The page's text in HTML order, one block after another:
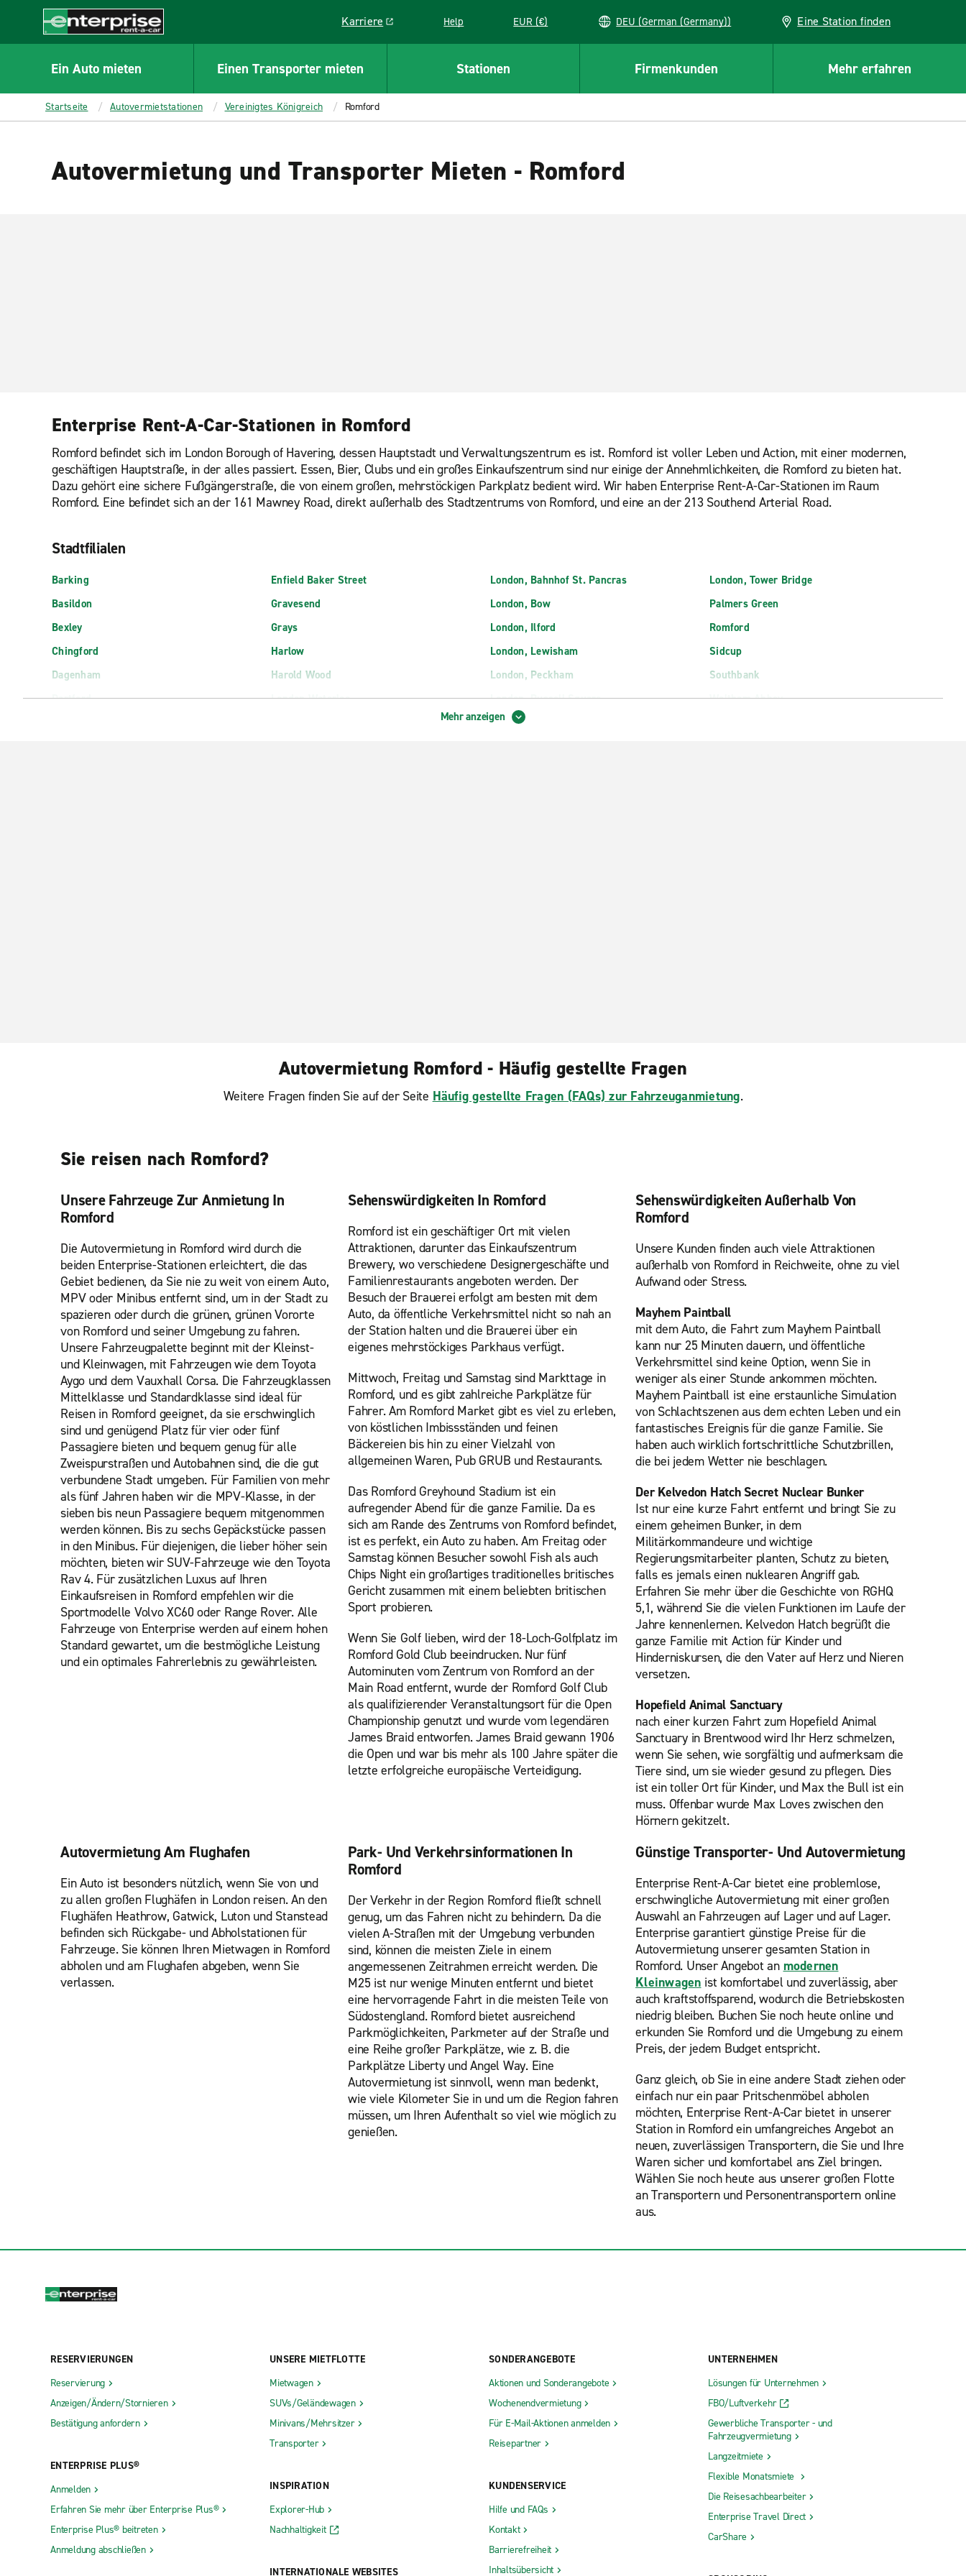
CONTENT
Enterprise
Karriere
Link opens in a new window
Help EUR (€) DEU (German (Germany)) Eine Station finden
Ein Auto mieten Einen Transporter mieten Stationen Firmenkunden Mehr erfahren
Startseite Autovermietstationen Vereinigtes Königreich Romford
Autovermietung und Transporter Mieten - Romford
Enterprise Rent-A-Car-Stationen in Romford
Romford befindet sich im London Borough of Havering, dessen Hauptstadt und Verwaltungszentrum es ist. Romford ist voller Leben und Action, mit einer modernen,
geschäftigen Hauptstraße, in der alles passiert. Essen, Bier, Clubs und ein großes Einkaufszentrum sind nur einige der Annehmlichkeiten, die Romford zu bieten hat.
Dazu gehört eine sichere Fußgängerstraße, die von einem großen, mehrstöckigen Parkplatz bedient wird. Wir haben Enterprise Rent-A-Car-Stationen im Raum
Romford. Eine befindet sich an der 161 Mawney Road, direkt außerhalb des Stadtzentrums von Romford, und eine an der 213 Southend Arterial Road.
Stadtfilialen
Barking
Basildon
Bexley
Chingford
Dagenham
Dartford
Enfield Baker Street
Gravesend
Grays
Harlow
Harold Wood
London Waterloo
London, Bahnhof St. Pancras
London, Bow
London, Ilford
London, Lewisham
London, Peckham
London, Russell Square
London, Sydenham
London, Tower Bridge
Palmers Green
Romford
Sidcup
Southbank
Waltham Abbey
Mehr anzeigen
Autovermietung Romford - Häufig gestellte Fragen
Weitere Fragen finden Sie auf der Seite Häufig gestellte Fragen (FAQs) zur Fahrzeuganmietung.
Sie reisen nach Romford?
Unsere Fahrzeuge Zur Anmietung In
Romford
Die Autovermietung in Romford wird durch die
beiden Enterprise-Stationen erleichtert, die das
Gebiet bedienen, da Sie nie zu weit von einem Auto,
MPV oder Minibus entfernt sind, um in der Stadt zu
spazieren oder durch die grünen, grünen Vororte
von Romford und seiner Umgebung zu fahren.
Unsere Fahrzeugpalette beginnt mit der Kleinst-
und Kleinwagen, mit Fahrzeugen wie dem Toyota
Aygo und dem Vauxhall Corsa. Die Fahrzeugklassen
Mittelklasse und Standardklasse sind ideal für
Reisen in Romford geeignet, da sie erschwinglich
sind und genügend Platz für vier oder fünf
Passagiere bieten und bequem genug für alle
Zweispurstraßen und Autobahnen sind, die die gut
verbundene Stadt umgeben. Für Familien von mehr
als fünf Jahren haben wir die MPV-Klasse, in der
sieben bis neun Passagiere bequem mitgenommen
werden können. Bis zu sechs Gepäckstücke passen
in den Minibus. Für diejenigen, die lieber höher sein
möchten, bieten wir SUV-Fahrzeuge wie den Toyota
Rav 4. Für zusätzlichen Luxus auf Ihren
Einkaufsreisen in Romford empfehlen wir die
Sportmodelle Volvo XC60 oder Range Rover. Alle
Fahrzeuge von Enterprise werden auf einem hohen
Standard gewartet, um die bestmögliche Leistung
und ein optimales Fahrerlebnis zu gewährleisten.
Sehenswürdigkeiten In Romford
Romford ist ein geschäftiger Ort mit vielen
Attraktionen, darunter das Einkaufszentrum
Brewery, wo verschiedene Designergeschäfte und
Familienrestaurants angeboten werden. Der
Besuch der Brauerei erfolgt am besten mit dem
Auto, da öffentliche Verkehrsmittel nicht so nah an
der Station halten und die Brauerei über ein
eigenes mehrstöckiges Parkhaus verfügt.
Mittwoch, Freitag und Samstag sind Markttage in
Romford, und es gibt zahlreiche Parkplätze für
Fahrer. Am Romford Market gibt es viel zu erleben,
von köstlichen Imbissständen und feinen
Bäckereien bis hin zu einer Vielzahl von
allgemeinen Waren, Pub GRUB und Restaurants.
Das Romford Greyhound Stadium ist ein
aufregender Abend für die ganze Familie. Da es
sich am Rande des Zentrums von Romford befindet,
ist es perfekt, ein Auto zu haben. Am Freitag oder
Samstag können Besucher sowohl Fish als auch
Chips Night ein großartiges traditionelles britisches
Gericht zusammen mit einem beliebten britischen
Sport probieren.
Wenn Sie Golf lieben, wird der 18-Loch-Golfplatz im
Romford Gold Club beeindrucken. Nur fünf
Autominuten vom Zentrum von Romford an der
Main Road entfernt, wurde der Romford Golf Club
als qualifizierender Veranstaltungsort für die Open
Championship genutzt und wurde vom legendären
James Braid entworfen. James Braid gewann 1906
die Open und war bis mehr als 100 Jahre später die
letzte erfolgreiche europäische Verteidigung.
Sehenswürdigkeiten Außerhalb Von
Romford
Unsere Kunden finden auch viele Attraktionen
außerhalb von Romford in Reichweite, ohne zu viel
Aufwand oder Stress.
Mayhem Paintball
mit dem Auto, die Fahrt zum Mayhem Paintball
kann nur 25 Minuten dauern, und öffentliche
Verkehrsmittel sind keine Option, wenn Sie in
weniger als einer Stunde ankommen möchten.
Mayhem Paintball ist eine erstaunliche Simulation
von Schlachtszenen aus dem echten Leben und ein
fantastisches Ereignis für die ganze Familie. Sie
haben auch wirklich fortschrittliche Schutzbrillen,
die bei jedem Wetter nie beschlagen.
Der Kelvedon Hatch Secret Nuclear Bunker
Ist nur eine kurze Fahrt entfernt und bringt Sie zu
einem geheimen Bunker, in dem
Militärkommandeure und wichtige
Regierungsmitarbeiter planten, Schutz zu bieten,
falls es jemals einen nuklearen Angriff gab.
Erfahren Sie mehr über die Geschichte von RGHQ
5,1, während Sie die vielen Funktionen im Laufe der
Jahre kennenlernen. Kelvedon Hatch begrüßt die
ganze Familie mit Action für Kinder und
Hinderniskursen, die den Vater auf Herz und Nieren
versetzen.
Hopefield Animal Sanctuary
nach einer kurzen Fahrt zum Hopefield Animal
Sanctuary in Brentwood wird Ihr Herz schmelzen,
wenn Sie sehen, wie sorgfältig und aufmerksam die
Tiere sind, um sie wieder gesund zu pflegen. Dies
ist ein toller Ort für Kinder, und Max the Bull ist ein
muss. Offenbar wurde Max Loves zwischen den
Hörnern gekitzelt.
Autovermietung Am Flughafen
Ein Auto ist besonders nützlich, wenn Sie von und
zu allen großen Flughäfen in London reisen. An den
Flughäfen Heathrow, Gatwick, Luton und Stanstead
befinden sich Rückgabe- und Abholstationen für
Fahrzeuge. Sie können Ihren Mietwagen in Romford
abholen und am Flughafen abgeben, wenn Sie
verlassen.
Park- Und Verkehrsinformationen In
Romford
Der Verkehr in der Region Romford fließt schnell
genug, um das Fahren nicht zu behindern. Da die
vielen A-Straßen mit der Umgebung verbunden
sind, können die meisten Ziele in einem
angemessenen Zeitrahmen erreicht werden. Die
M25 ist nur wenige Minuten entfernt und bietet
eine hervorragende Fahrt in die meisten Teile von
Südostengland. Romford bietet ausreichend
Parkmöglichkeiten, Parkmeter auf der Straße und
eine Reihe großer Parkplätze, wie z. B. die
Parkplätze Liberty und Angel Way. Eine
Autovermietung ist sinnvoll, wenn man bedenkt,
wie viele Kilometer Sie in und um die Region fahren
müssen, um Ihren Aufenthalt so viel wie möglich zu
genießen.
Günstige Transporter- Und Autovermietung
Enterprise Rent-A-Car bietet eine problemlose,
erschwingliche Autovermietung mit einer großen
Auswahl an Fahrzeugen auf Lager und auf Lager.
Enterprise garantiert günstige Preise für die
Autovermietung unserer gesamten Station in
Romford. Unser Angebot an modernen
Kleinwagen ist komfortabel und zuverlässig, aber
auch kraftstoffsparend, wodurch die Betriebskosten
niedrig bleiben. Buchen Sie noch heute online und
erkunden Sie Romford und die Umgebung zu einem
Preis, der jedem Budget entspricht.
Ganz gleich, ob Sie in eine andere Stadt ziehen oder
einfach nur ein paar Pritschenmöbel abholen
möchten, Enterprise Rent-A-Car bietet in unserer
Station in Romford ein umfangreiches Angebot an
neuen, zuverlässigen Transportern, die Sie und Ihre
Waren sicher und komfortabel ans Ziel bringen.
Wählen Sie noch heute aus unserer großen Flotte
an Transportern und Personentransportern online
aus.
RESERVIERUNGEN
Reservierung
Anzeigen/Ändern/Stornieren
Bestätigung anfordern
ENTERPRISE PLUS®
Anmelden
Erfahren Sie mehr über Enterprise Plus®
Enterprise Plus® beitreten
Anmeldung abschließen
UNSERE MIETFLOTTE
Mietwagen
SUVs/Geländewagen
Minivans/Mehrsitzer
Transporter
INSPIRATION
Explorer-Hub
Nachhaltigkeit
INTERNATIONALE WEBSITES
SONDERANGEBOTE
Aktionen und Sonderangebote
Wochenendvermietung
Für E-Mail-Aktionen anmelden
Reisepartner
KUNDENSERVICE
Hilfe und FAQs
Kontakt
Barrierefreiheit
Inhaltsübersicht
UNTERNEHMEN
Lösungen für Unternehmen
FBO/Luftverkehr
Gewerbliche Transporter - und
Fahrzeugvermietung
Langzeitmiete
Flexible Monatsmiete
Die Reisesachbearbeiter
Enterprise Travel Direct
CarShare